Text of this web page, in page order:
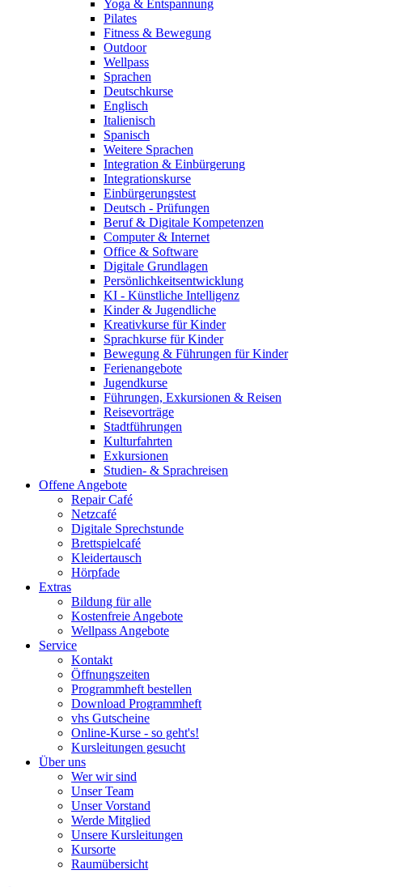
Yoga & Entspannung
Pilates
Fitness & Bewegung
Outdoor
Wellpass
Sprachen
Deutschkurse
Englisch
Italienisch
Spanisch
Weitere Sprachen
Integration & Einbürgerung
Integrationskurse
Einbürgerungstest
Deutsch - Prüfungen
Beruf & Digitale Kompetenzen
Computer & Internet
Office & Software
Digitale Grundlagen
Persönlichkeitsentwicklung
KI - Künstliche Intelligenz
Kinder & Jugendliche
Kreativkurse für Kinder
Sprachkurse für Kinder
Bewegung & Führungen für Kinder
Ferienangebote
Jugendkurse
Führungen, Exkursionen & Reisen
Reisevorträge
Stadtführungen
Kulturfahrten
Exkursionen
Studien- & Sprachreisen
Offene Angebote
Repair Café
Netzcafé
Digitale Sprechstunde
Brettspielcafé
Kleidertausch
Hörpfade
Extras
Bildung für alle
Kostenfreie Angebote
Wellpass Angebote
Service
Kontakt
Öffnungszeiten
Programmheft bestellen
Download Programmheft
vhs Gutscheine
Online-Kurse - so geht's!
Kursleitungen gesucht
Über uns
Wer wir sind
Unser Team
Unser Vorstand
Werde Mitglied
Unsere Kursleitungen
Kursorte
Raumübersicht